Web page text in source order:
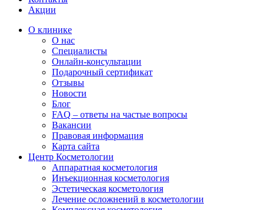
Акции
О клинике
О нас
Специалисты
Онлайн-консультации
Подарочный сертификат
Отзывы
Новости
Блог
FAQ – ответы на частые вопросы
Вакансии
Правовая информация
Карта сайта
Центр Косметологии
Аппаратная косметология
Инъекционная косметология
Эстетическая косметология
Лечение осложнений в косметологии